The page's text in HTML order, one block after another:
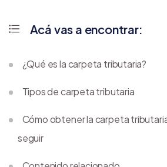
Acá vas a encontrar:
¿Qué es la carpeta tributaria?
Tipos de carpeta tributaria
Cómo obtener la carpeta
seguir